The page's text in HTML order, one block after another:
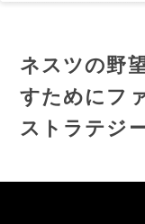
ネスツの野
すためにフ
ストラテジ